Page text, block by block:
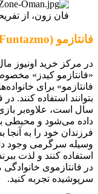
فان زون، از
فانتازمو (Funtazmo)
در مرکز خرید اونیوز
«فانتازمو کیدز»
فانتازمو» برای
سال است، علاوه‌بر
داده می‌شود و محیطی
استفاده کنند و لذت
در فانتازموی
سرپوشیده تجربه کنید.